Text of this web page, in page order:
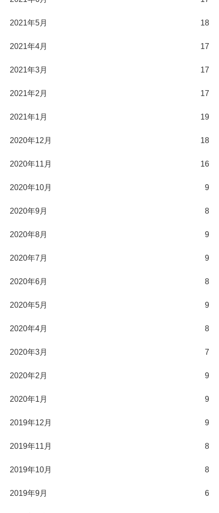
2021年5月 18
2021年4月 17
2021年3月 17
2021年2月 17
2021年1月 19
2020年12月 18
2020年11月 16
2020年10月 9
2020年9月 8
2020年8月 9
2020年7月 9
2020年6月 8
2020年5月 9
2020年4月 8
2020年3月 7
2020年2月 9
2020年1月 9
2019年12月 9
2019年11月 8
2019年10月 8
2019年9月 6